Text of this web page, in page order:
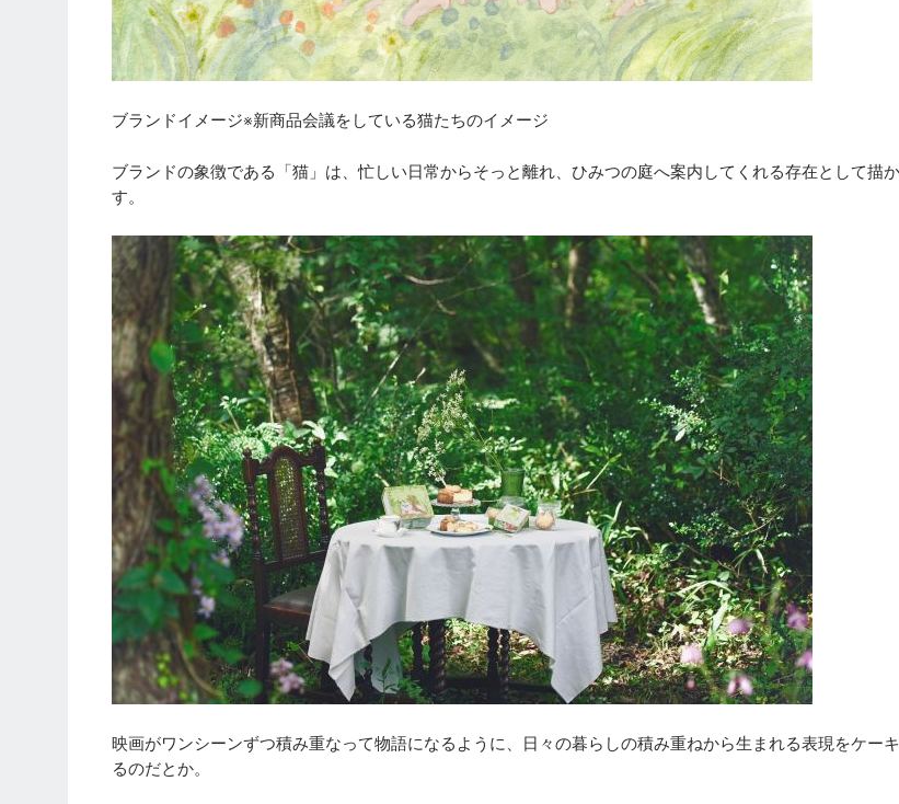
ブランドイメージ※新商品会議をしている猫たちのイメージ
ブランドの象徴である「猫」は、忙しい日常からそっと離れ、ひみつの庭へ案内してくれる存在として描
す。
映画がワンシーンずつ積み重なって物語になるように、日々の暮らしの積み重ねから生まれる表現をケー
るのだとか。